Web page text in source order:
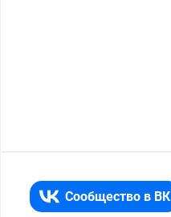
Сообщество в ВК